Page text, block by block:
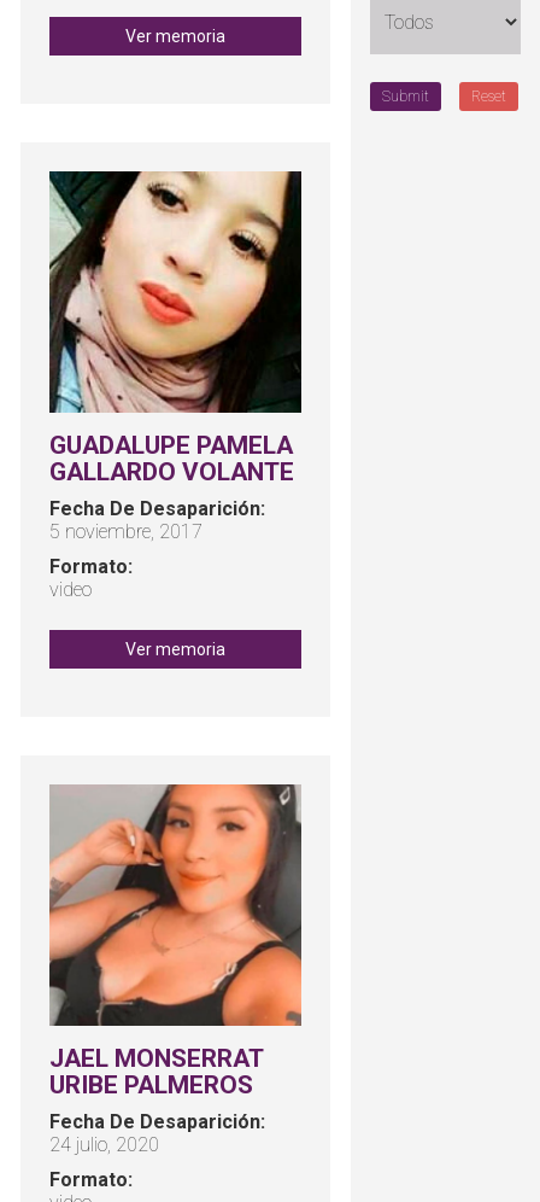
Submit Reset
Ver memoria
GUADALUPE PAMELA
GALLARDO VOLANTE
Fecha De Desaparición:
5 noviembre, 2017
Formato:
video
Ver memoria
JAEL MONSERRAT
URIBE PALMEROS
Fecha De Desaparición:
24 julio, 2020
Formato: